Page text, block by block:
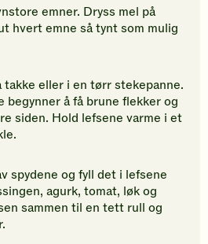
emner. Dryss mel på
hvert emne så tynt som mulig
takke eller i en tørr stekepanne.
begynner å få brune flekker og
siden. Hold lefsene varme i et
spydene og fyll det i lefsene
agurk, tomat, løk og
sammen til en tett rull og